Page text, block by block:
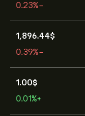
-0.23%
1,896.44‎$‎
-0.39%
1.00‎$‎
+0.01%